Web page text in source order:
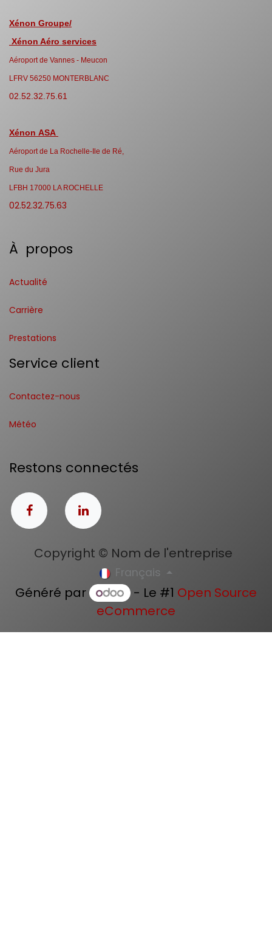
Xénon Groupe/
Xénon Aéro services
Aéroport de Vannes - Meucon
LFRV 56250 MONTERBLANC
02.52.32.75.61
Xénon ASA
Aéroport de La Rochelle-Ile de Ré,
Rue du Jura
LFBH 17000 LA ROCHELLE
02.52.32.75.63
À propos
Actualité
Carrière
Prestations
Service client
Contactez-nous
Météo
Restons connectés
Copyright © Nom de l'entreprise
Français
Généré par - Le #1 Open Source
eCommerce